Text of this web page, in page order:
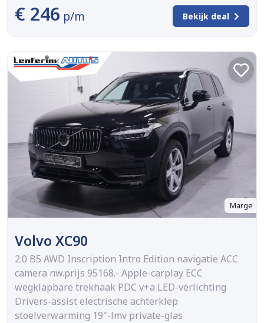
€ 246 p/m Bekijk deal
Marge
Volvo XC90
2.0 B5 AWD Inscription Intro Edition navigatie ACC
camera nw.prijs 95168.- Apple-carplay ECC
wegklapbare trekhaak PDC v+a LED-verlichting
Drivers-assist electrische achterklep
stoelverwarming 19"-lmv private-glas